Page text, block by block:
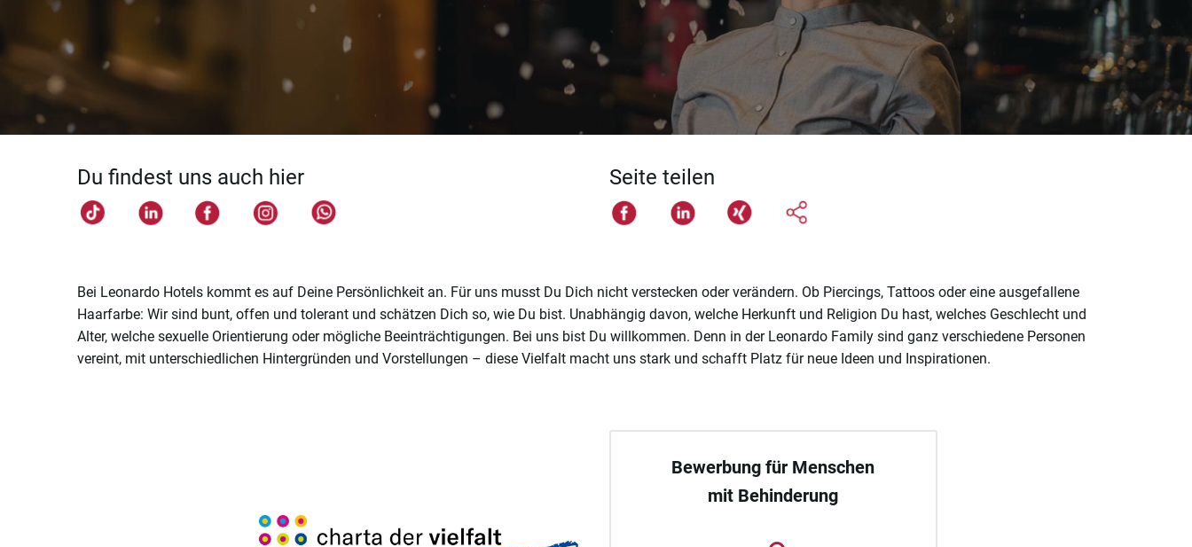
Du findest uns auch hier Seite teilen
Bei Leonardo Hotels kommt es auf Deine Persönlichkeit an. Für uns musst Du Dich nicht verstecken oder verändern. Ob Piercings, Tattoos oder eine ausgefallene
Haarfarbe: Wir sind bunt, offen und tolerant und schätzen Dich so, wie Du bist. Unabhängig davon, welche Herkunft und Religion Du hast, welches Geschlecht und
Alter, welche sexuelle Orientierung oder mögliche Beeinträchtigungen. Bei uns bist Du willkommen. Denn in der Leonardo Family sind ganz verschiedene Personen
vereint, mit unterschiedlichen Hintergründen und Vorstellungen – diese Vielfalt macht uns stark und schafft Platz für neue Ideen und Inspirationen.
Bewerbung für Menschen
mit Behinderung